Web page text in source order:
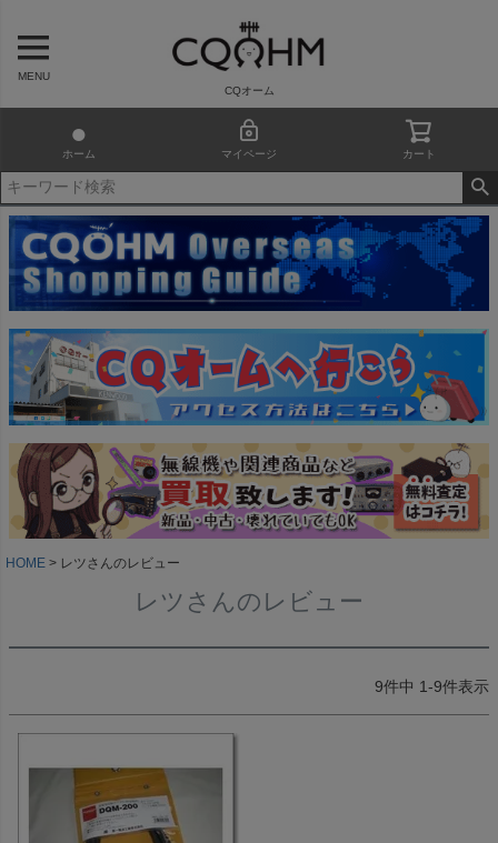
MENU
CQオーム
ホーム マイページ カート
HOME レツさんのレビュー
レツさんのレビュー
9件中 1-9件表示